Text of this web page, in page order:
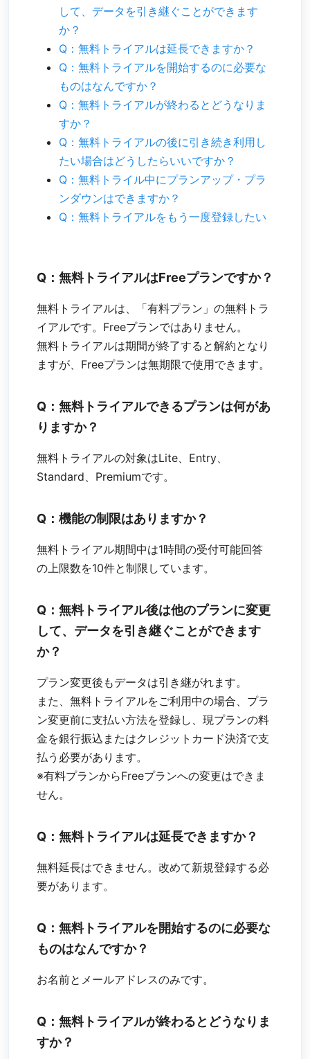
して、データを引き継ぐことができます
か？
Q：無料トライアルは延長できますか？
Q：無料トライアルを開始するのに必要な
ものはなんですか？
Q：無料トライアルが終わるとどうなりま
すか？
Q：無料トライアルの後に引き続き利用し
たい場合はどうしたらいいですか？
Q：無料トライル中にプランアップ・プラ
ンダウンはできますか？
Q：無料トライアルをもう一度登録したい
Q：無料トライアルはFreeプランですか？
無料トライアルは、「有料プラン」の無料トラ
イアルです。Freeプランではありません。
無料トライアルは期間が終了すると解約となり
ますが、Freeプランは無期限で使用できます。
Q：無料トライアルできるプランは何があ
りますか？
無料トライアルの対象はLite、Entry、
Standard、Premiumです。
Q：機能の制限はありますか？
無料トライアル期間中は1時間の受付可能回答
の上限数を10件と制限しています。
Q：無料トライアル後は他のプランに変更
して、データを引き継ぐことができます
か？
プラン変更後もデータは引き継がれます。
また、無料トライアルをご利用中の場合、プラ
ン変更前に支払い方法を登録し、現プランの料
金を銀行振込またはクレジットカード決済で支
払う必要があります。
※有料プランからFreeプランへの変更はできま
せん。
Q：無料トライアルは延長できますか？
無料延長はできません。改めて新規登録する必
要があります。
Q：無料トライアルを開始するのに必要な
ものはなんですか？
お名前とメールアドレスのみです。
Q：無料トライアルが終わるとどうなりま
すか？